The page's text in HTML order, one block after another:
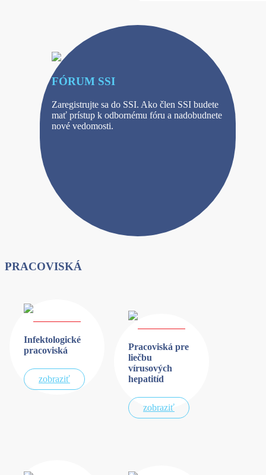
FÓRUM SSI
Zaregistrujte sa do SSI. Ako člen SSI budete
mať prístup k odbornému fóru a nadobudnete
nové vedomosti.
PRACOVISKÁ
Infektologické
pracoviská
zobraziť
Pracoviská pre
liečbu
vírusových
hepatitíd
zobraziť